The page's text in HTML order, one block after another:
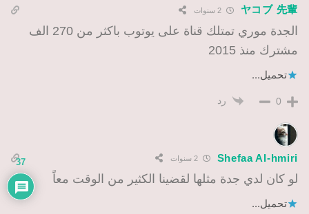
ヤコブ 先輩 2 سنوات
الجدة موري تمتلك قناة على يوتوب باكثر من 270 الف
مشترك منذ 2015
تحميل...
0 رد
Shefaa Al-hmiri 2 سنوات
لو كان لدي جدة مثلها لقضينا الكثير من الوقت معاً
تحميل...
37